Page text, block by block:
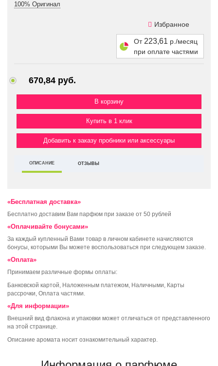
100% Оригинал
Избранное
От 223,61 р./месяц
при оплате частями
670,84 руб.
Купить в 1 клик
Добавить к заказу пробники или аксессуары
ОПИСАНИЕ ОТЗЫВЫ
«Бесплатная доставка»
Бесплатно доставим Вам парфюм при заказе от 50 рублей
«Оплачивайте бонусами»
За каждый купленный Вами товар в личном кабинете начисляются
бонусы, которыми Вы можете воспользоваться при следующем заказе.
«Оплата»
Принимаем различные формы оплаты:
Банковской картой, Наложенным платежом, Наличными, Карты
рассрочки, Оплата частями.
«Для информации»
Внешний вид флакона и упаковки может отличаться от представленного
на этой странице.
Описание аромата носит ознакомительный характер.